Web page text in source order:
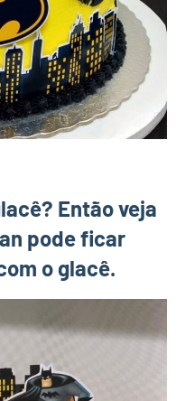
Então veja
pode ficar
o glacê.